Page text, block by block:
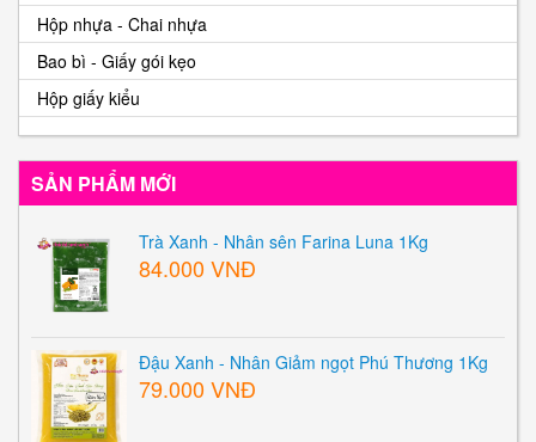
Hộp nhựa - Chai nhựa
Bao bì - Giấy gói kẹo
Hộp giấy kiểu
SẢN PHẨM MỚI
Trà Xanh - Nhân sên Farina Luna 1Kg
84.000 VNĐ
Đậu Xanh - Nhân Giảm ngọt Phú Thương 1Kg
79.000 VNĐ